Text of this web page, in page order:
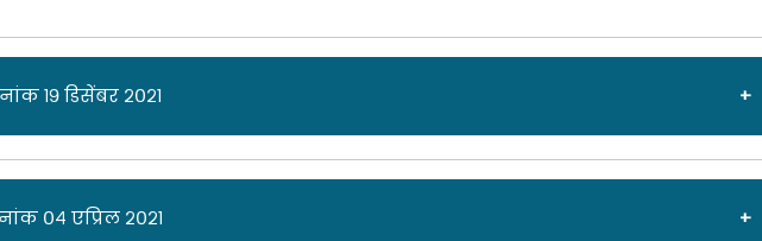
१९ डिसेंबर २०२१
०४ एप्रिल २०२१